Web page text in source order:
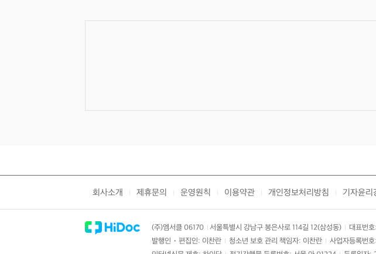
회사소개 제휴문의 운영원칙 이용약관 개인정보처리방침 기자윤리
(주)엠서클 06170 서울특별시 강남구 봉은사로 114길 12(삼성동)
대표번
발행인・편집인: 이찬란
청소년 보호 관리 책임자: 이찬란
사업자등록번